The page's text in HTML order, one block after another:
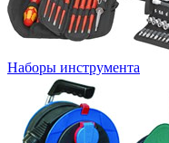
Наборы инструмента